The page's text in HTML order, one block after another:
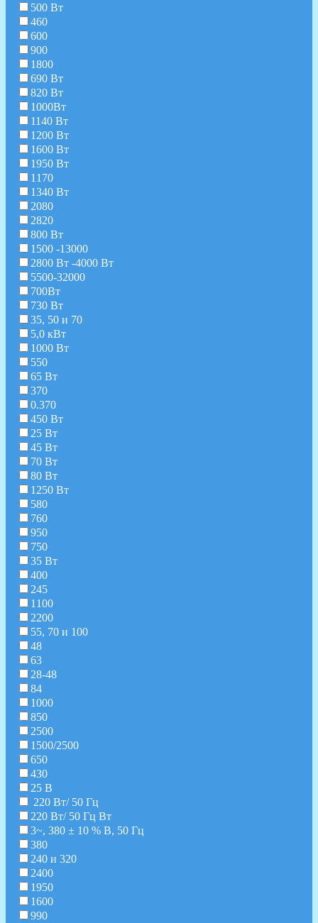
500 Вт
460
600
900
1800
690 Вт
820 Вт
1000Вт
1140 Вт
1200 Вт
1600 Вт
1950 Вт
1170
1340 Вт
2080
2820
800 Вт
1500 -13000
2800 Вт -4000 Вт
5500-32000
700Вт
730 Вт
35, 50 и 70
5,0 кВт
1000 Вт
550
65 Вт
370
0.370
450 Вт
25 Вт
45 Вт
70 Вт
80 Вт
1250 Вт
580
760
950
750
35 Вт
400
245
1100
2200
55, 70 и 100
48
63
28-48
84
1000
850
2500
1500/2500
650
430
25 В
220 Вт/ 50 Гц
220 Вт/ 50 Гц Вт
3~, 380 ± 10 % В, 50 Гц
380
240 и 320
2400
1950
1600
990